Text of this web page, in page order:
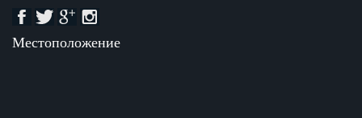
Местоположение